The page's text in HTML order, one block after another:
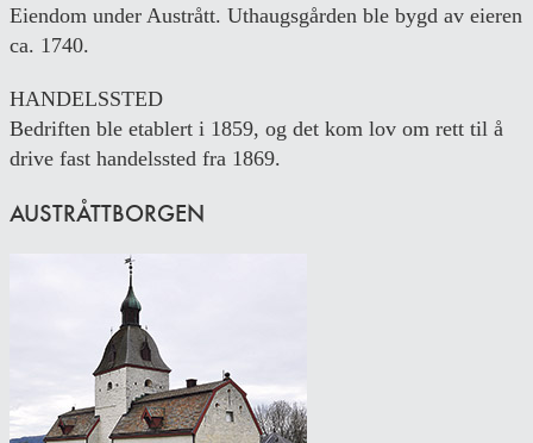
Eiendom under Austrått. Uthaugsgården ble bygd av eieren
ca. 1740.
HANDELSSTED
Bedriften ble etablert i 1859, og det kom lov om rett til å
drive fast handelssted fra 1869.
AUSTRÅTTBORGEN